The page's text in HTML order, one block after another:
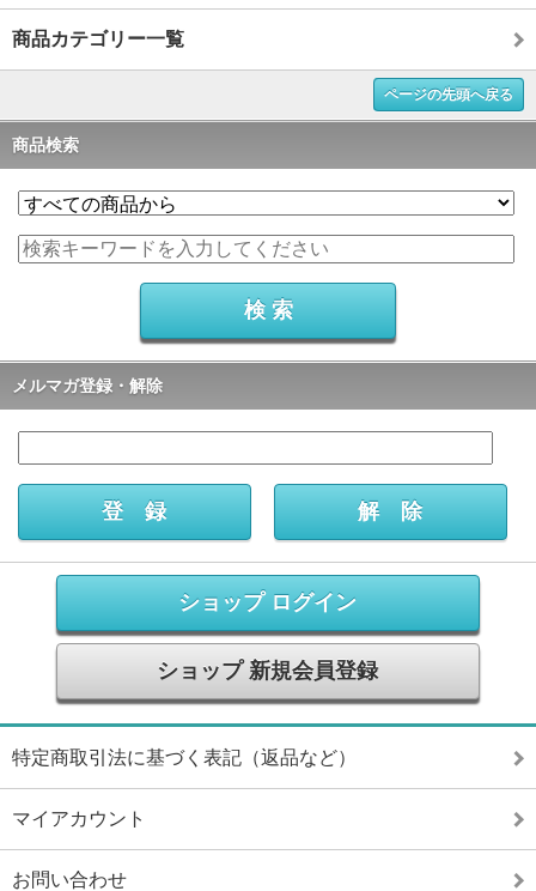
商品カテゴリー一覧
ページの先頭へ戻る
商品検索
メルマガ登録・解除
ショップ ログイン
ショップ 新規会員登録
特定商取引法に基づく表記（返品など）
マイアカウント
お問い合わせ